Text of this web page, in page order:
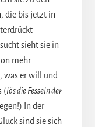
die bis jetzt in
sieht sie in
mehr
was er will und
(lös die Fesseln der
In der
sind sie sich